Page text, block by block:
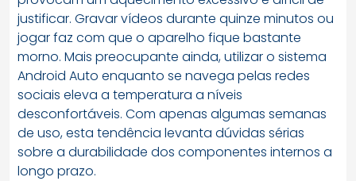
justificar. Gravar vídeos durante quinze minutos ou
jogar faz com que o aparelho fique bastante
morno. Mais preocupante ainda, utilizar o sistema
Android Auto enquanto se navega pelas redes
sociais eleva a temperatura a níveis
desconfortáveis. Com apenas algumas semanas
de uso, esta tendência levanta dúvidas sérias
sobre a durabilidade dos componentes internos a
longo prazo.